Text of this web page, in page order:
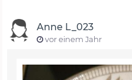
Anne L_023
vor einem Jahr